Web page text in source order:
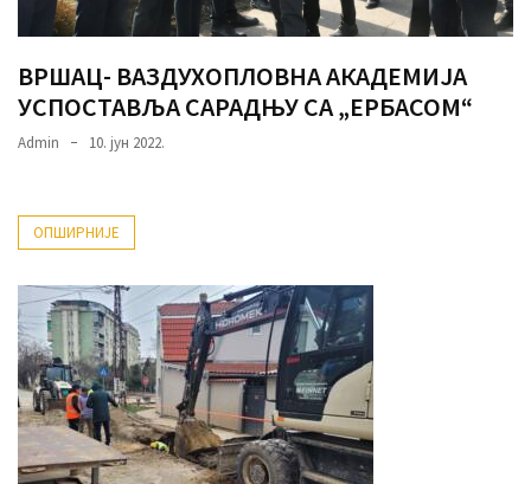
ВРШАЦ- ВАЗДУХОПЛОВНА АКАДЕМИЈА
УСПОСТАВЉА САРАДЊУ СА „ЕРБАСОМ“
Admin 10. јун 2022.
ОПШИРНИЈЕ